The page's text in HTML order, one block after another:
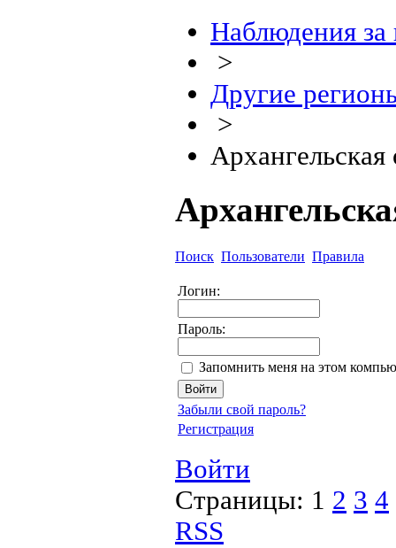
Наблюдения
>
Другие
>
Архангельская
Поиск Пользователи Правила
Логин:
Пароль:
Запомнить меня на этом
Забыли свой пароль?
Регистрация
Войти
Страницы: 1 2 3 4
RSS